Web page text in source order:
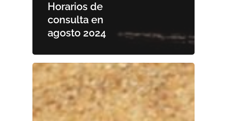
Horarios de
consulta en
agosto 2024